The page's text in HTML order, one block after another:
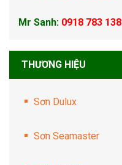
Mr Sanh: 0918 783 138
THƯƠNG HIỆU
Sơn Dulux
Sơn Seamaster